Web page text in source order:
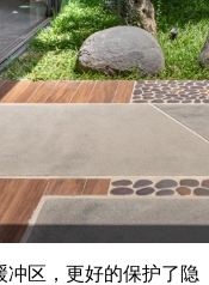
区，更好的保护了隐